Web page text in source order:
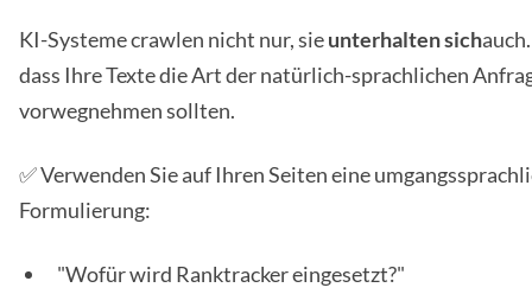
KI-Systeme crawlen nicht nur, sieunterhalten sich
dass Ihre Texte die Art der natürlich-sprachlichen
vorwegnehmen sollten.
✅ Verwenden Sie auf Ihren Seiten eine
Formulierung:
"Wofür wird Ranktracker eingesetzt?"